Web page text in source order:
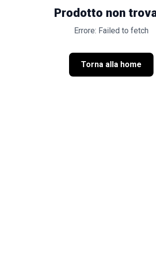
Prodotto non
Errore: Failed to fetch
Torna alla home